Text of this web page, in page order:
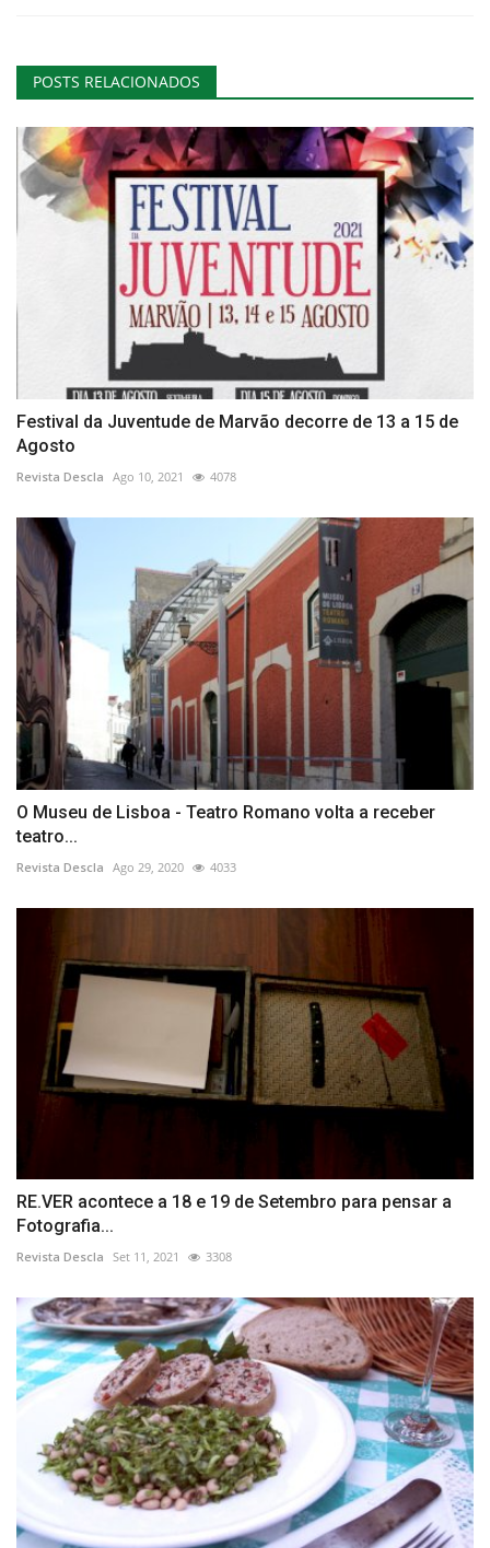
POSTS RELACIONADOS
Festival da Juventude de Marvão decorre de 13 a 15 de
Agosto
Revista Descla Ago 10, 2021 4078
O Museu de Lisboa - Teatro Romano volta a receber
teatro...
Revista Descla Ago 29, 2020 4033
RE.VER acontece a 18 e 19 de Setembro para pensar a
Fotografia...
Revista Descla Set 11, 2021 3308